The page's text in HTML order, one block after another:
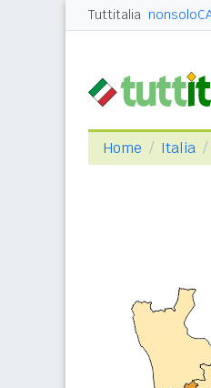
Tuttitalia
Home Italia